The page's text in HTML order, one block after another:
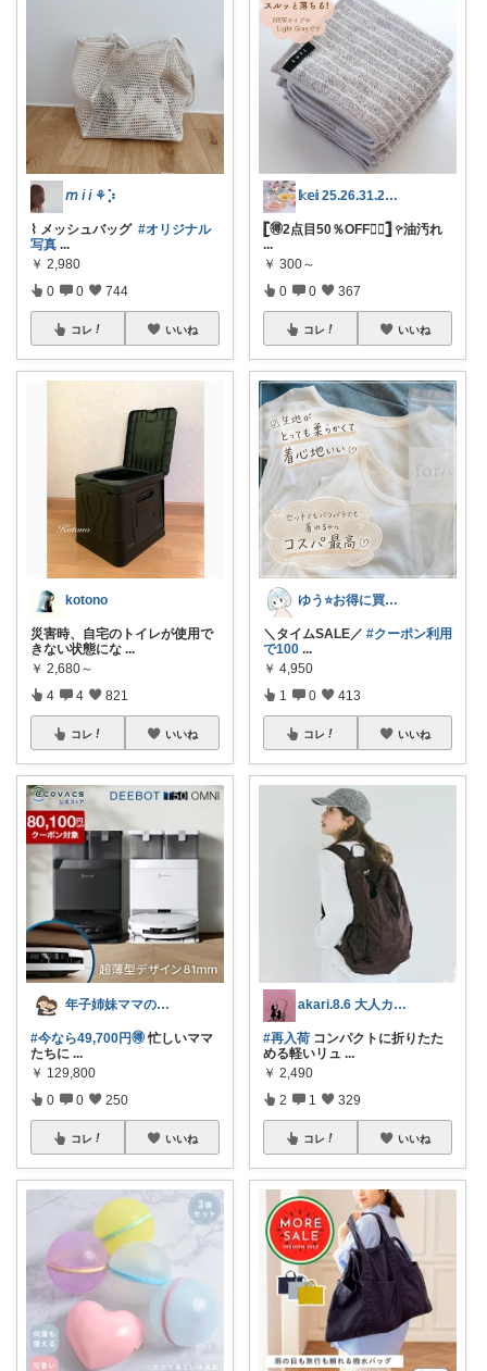
𝘮 𝘪 𝘪 ⚘⡱
⌇ メッシュバッグ ⁡ #オリジナル
写真 ...
￥ 2,980
0 0 744
コレ いいね
kotono
災害時、自宅のトイレが使用で
きない状態にな ...
￥ 2,680～
4 4 821
コレ いいね
年子姉妹ママのトシコ｜２歳&３歳
#今なら49,700円🉐忙しいママ
たちに ...
￥ 129,800
0 0 250
コレ いいね
𝕜𝕖𝕚 25.26.31.2日💓
𓊈🉐2点目50％OFF❤️‍🔥𓊉 𖧤油汚れ
...
￥ 300～
0 0 367
コレ いいね
ゆう⭐️お得に買いたいワーママ‼️
＼タイムSALE／ #クーポン利用
で100 ...
￥ 4,950
1 0 413
コレ いいね
akari.8.6 大人カジュアル服
#再入荷 コンパクトに折りたた
める軽いリュ ...
￥ 2,490
2 1 329
コレ いいね